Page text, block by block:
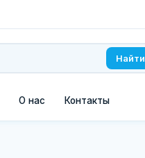
Найти
О нас Контакты